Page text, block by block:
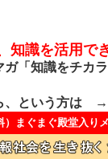
知識を活用で
「知識をチカ
、という方は
まぐまぐ殿堂入り